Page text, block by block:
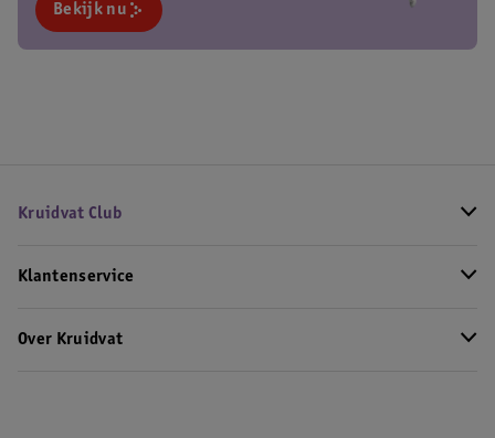
Bekijk nu
Kruidvat Club
Klantenservice
Over Kruidvat